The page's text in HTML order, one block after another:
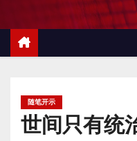
随笔开示
世间只有统